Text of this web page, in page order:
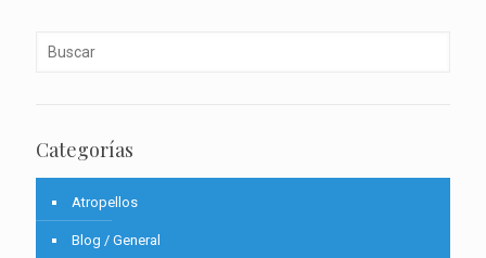
Categorías
Atropellos
Blog / General